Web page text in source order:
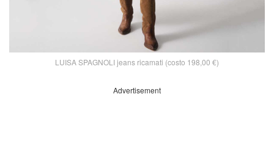
LUISA SPAGNOLI jeans ricamati (costo 198,00 €)
Advertisement